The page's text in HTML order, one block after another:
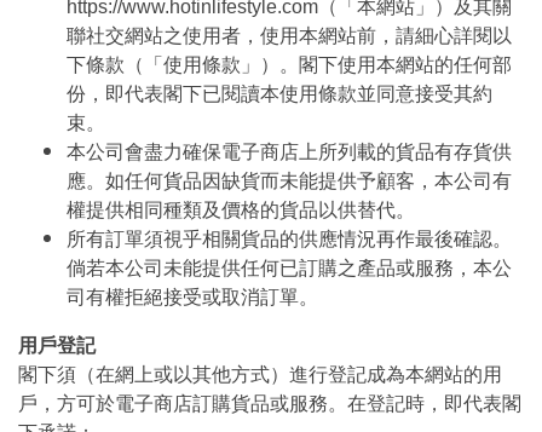
https://www.hotinlifestyle.com（「本網站」）及其關
聯社交網站之使用者，使用本網站前，請細心詳閱以
下條款（「使用條款」）。閣下使用本網站的任何部
份，即代表閣下已閱讀本使用條款並同意接受其約
束。
本公司會盡力確保電子商店上所列載的貨品有存貨供
應。如任何貨品因缺貨而未能提供予顧客，本公司有
權提供相同種類及價格的貨品以供替代。
所有訂單須視乎相關貨品的供應情況再作最後確認。
倘若本公司未能提供任何已訂購之產品或服務，本公
司有權拒絕接受或取消訂單。
用戶登記
閣下須（在網上或以其他方式）進行登記成為本網站的用
戶，方可於電子商店訂購貨品或服務。在登記時，即代表閣